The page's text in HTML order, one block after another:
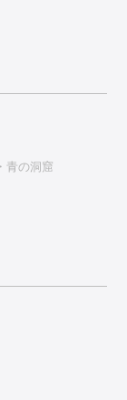
青の洞窟